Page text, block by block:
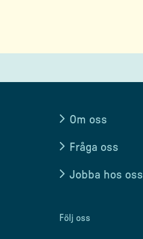
Om oss
Fråga oss
Jobba hos oss
Följ oss